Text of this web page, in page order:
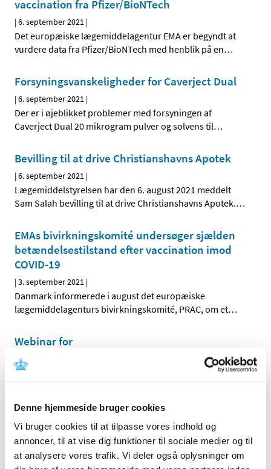
Denne hjemmeside bruger cookies
Vi bruger cookies til at tilpasse vores indhold og
annoncer, til at vise dig funktioner til sociale medier og til
at analysere vores trafik. Vi deler også oplysninger om
vaccination fra Pfizer/BioNTech
|6. september 2021 |
Det europæiske lægemiddelagentur EMA er begyndt at
vurdere data fra Pfizer/BioNTech med henblik på en…
Forsyningsvanskeligheder for Caverject Dual
|6. september 2021 |
Der er i øjeblikket problemer med forsyningen af
Caverject Dual 20 mikrogram pulver og solvens til…
Bevilling til at drive Christianshavns Apotek
|6. september 2021 |
Lægemiddelstyrelsen har den 6. august 2021 meddelt
Sam Salah bevilling til at drive Christianshavns Apotek.…
EMAs bivirkningskomité undersøger sjælden
betændelsestilstand efter vaccination imod
COVID-19
|3. september 2021 |
Danmark informerede i august det europæiske
lægemiddelagenturs bivirkningskomité, PRAC, om et…
Webinar for
markedsføringstilladelsesindehavere om den
kommende Veterinærforordning
Som forberedelse til den kommende
Veterinærforordning og Produktdatabase afholder
Status på behandlede indberetninger om
formodede bivirkninger ved Spikevax